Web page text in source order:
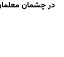
در چشمان